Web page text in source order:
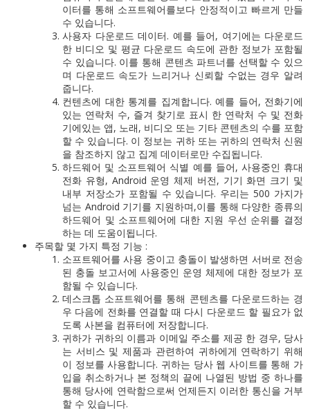
이터를 통해 소프트웨어를보다 안정적이고 빠르게 만들
수 있습니다.
사용자 다운로드 데이터. 예를 들어, 여기에는 다운로드
한 비디오 및 평균 다운로드 속도에 관한 정보가 포함될
수 있습니다. 이를 통해 콘텐츠 파트너를 선택할 수 있으
며 다운로드 속도가 느리거나 신뢰할 수없는 경우 알려
줍니다.
컨텐츠에 대한 통계를 집계합니다. 예를 들어, 전화기에
있는 연락처 수, 즐겨 찾기로 표시 한 연락처 수 및 전화
기에있는 앱, 노래, 비디오 또는 기타 콘텐츠의 수를 포함
할 수 있습니다. 이 정보는 귀하 또는 귀하의 연락처 신원
을 참조하지 않고 집계 데이터로만 수집됩니다.
하드웨어 및 소프트웨어 식별 예를 들어, 사용중인 휴대
전화 유형, Android 운영 체제 버전, 기기 화면 크기 및
내부 저장소가 포함될 수 있습니다. 우리는 500 가지가
넘는 Android 기기를 지원하며,이를 통해 다양한 종류의
하드웨어 및 소프트웨어에 대한 지원 우선 순위를 결정
하는 데 도움이됩니다.
주목할 몇 가지 특정 기능 :
소프트웨어를 사용 중이고 충돌이 발생하면 서버로 전송
된 충돌 보고서에 사용중인 운영 체제에 대한 정보가 포
함될 수 있습니다.
데스크톱 소프트웨어를 통해 콘텐츠를 다운로드하는 경
우 다음에 전화를 연결할 때 다시 다운로드 할 필요가 없
도록 사본을 컴퓨터에 저장합니다.
귀하가 귀하의 이름과 이메일 주소를 제공 한 경우, 당사
는 서비스 및 제품과 관련하여 귀하에게 연락하기 위해
이 정보를 사용합니다. 귀하는 당사 웹 사이트를 통해 가
입을 취소하거나 본 정책의 끝에 나열된 방법 중 하나를
통해 당사에 연락함으로써 언제든지 이러한 통신을 거부
할 수 있습니다.